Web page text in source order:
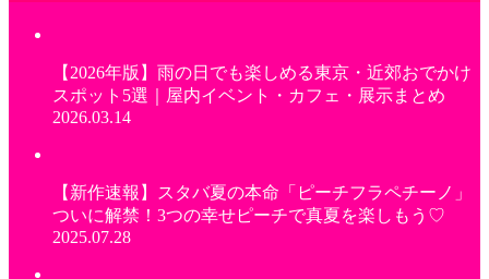
【2026年版】雨の日でも楽しめる東京・近郊おでかけ
スポット5選｜屋内イベント・カフェ・展示まとめ
2026.03.14
【新作速報】スタバ夏の本命「ピーチフラペチーノ」
ついに解禁！3つの幸せピーチで真夏を楽しもう♡
2025.07.28